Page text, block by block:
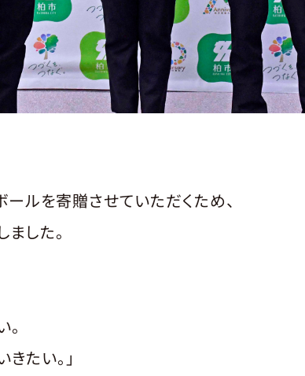
ルを寄贈させていただくため、
した。
たい。」